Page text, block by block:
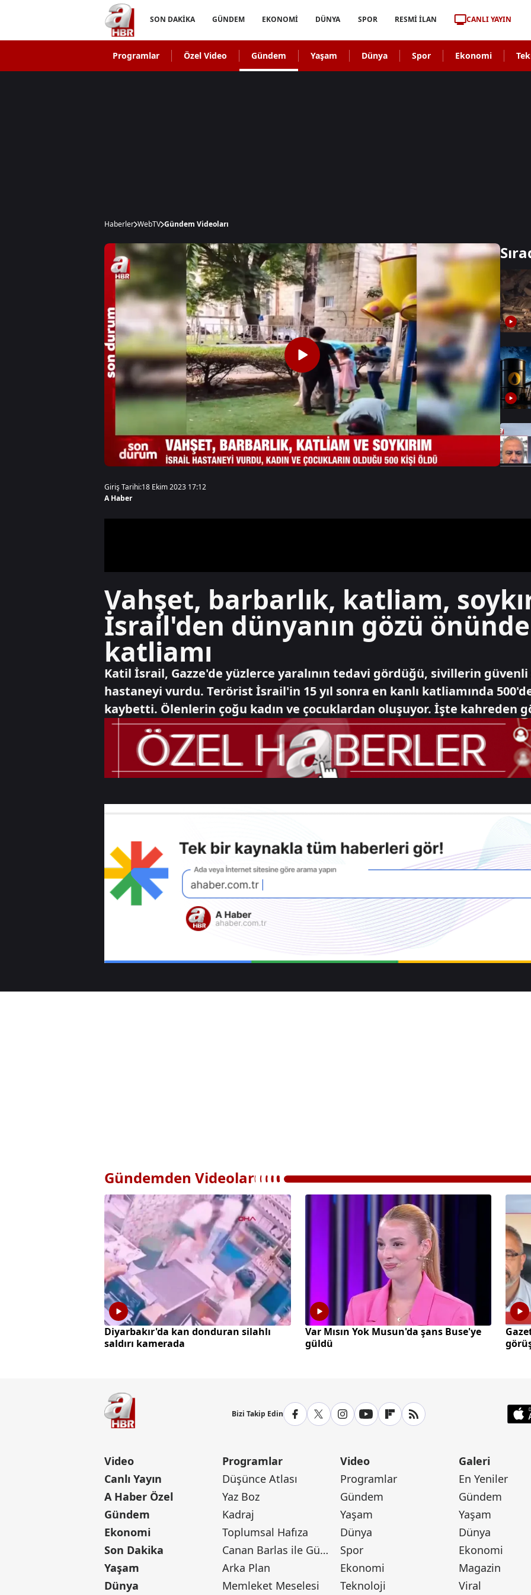
SON DAKİKA GÜNDEM EKONOMİ DÜNYA SPOR RESMİ İLAN CANLI YAYIN
Programlar Özel Video Gündem Yaşam Dünya Spor Ekonomi
Haberler WebTV Gündem Videoları
Giriş Tarihi:18 Ekim 2023 17:12
A Haber
Vahşet, barbarlık, katliam,
İsrail'den dünyanın gözü
katliamı
Katil İsrail, Gazze'de yüzlerce yaralının tedavi gördüğü, sivillerin güvenli
hastaneyi vurdu. Terörist İsrail'in 15 yıl sonra en kanlı katliamında
kaybetti. Ölenlerin çoğu kadın ve çocuklardan oluşuyor. İşte kahreden
Gündemden Videolar
Diyarbakır'da kan donduran silahlı
saldırı kamerada
Var Mısın Yok Musun'da şans Buse'ye
güldü
Bizi Takip Edin
Video
Canlı Yayın
A Haber Özel
Gündem
Ekonomi
Son Dakika
Yaşam
Dünya
Programlar
Düşünce Atlası
Yaz Boz
Kadraj
Toplumsal Hafıza
Canan Barlas ile Gündem
Arka Plan
Memleket Meselesi
Video
Programlar
Gündem
Yaşam
Dünya
Spor
Ekonomi
Teknoloji
Galeri
En Yeniler
Gündem
Yaşam
Dünya
Ekonomi
Magazin
Viral